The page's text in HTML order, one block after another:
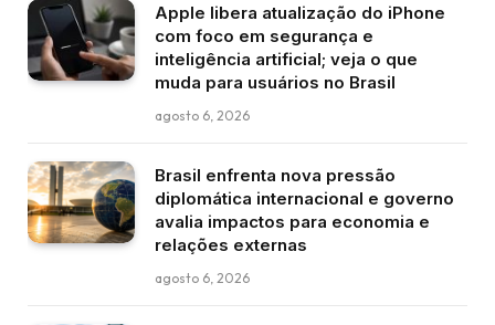
Apple libera atualização do iPhone
com foco em segurança e
inteligência artificial; veja o que
muda para usuários no Brasil
agosto 6, 2026
Brasil enfrenta nova pressão
diplomática internacional e governo
avalia impactos para economia e
relações externas
agosto 6, 2026